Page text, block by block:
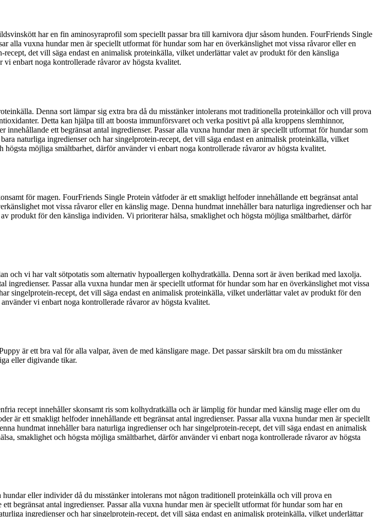
har en fin aminosyraprofil som speciellt passar bra till karnivora djur såsom hunden. FourFriends Single
alla vuxna hundar men är speciellt utformat för hundar som har en överkänslighet mot vissa råvaror eller en
det vill säga endast en animalisk proteinkälla, vilket underlättar valet av produkt för den känsliga
enbart noga kontrollerade råvaror av högsta kvalitet.
Denna sort lämpar sig extra bra då du misstänker intolerans mot traditionella proteinkällor och vill prova
Detta kan hjälpa till att boosta immunförsvaret och verka positivt på alla kroppens slemhinnor,
ett begränsat antal ingredienser. Passar alla vuxna hundar men är speciellt utformat för hundar som
naturliga ingredienser och har singelprotein-recept, det vill säga endast en animalisk proteinkälla, vilket
möjliga smältbarhet, därför använder vi enbart noga kontrollerade råvaror av högsta kvalitet.
för magen. FourFriends Single Protein våtfoder är ett smakligt helfoder innehållande ett begränsat antal
mot vissa råvaror eller en känslig mage. Denna hundmat innehåller bara naturliga ingredienser och har
produkt för den känsliga individen. Vi prioriterar hälsa, smaklighet och högsta möjliga smältbarhet, därför
och vi har valt sötpotatis som alternativ hypoallergen kolhydratkälla. Denna sort är även berikad med laxolja.
Passar alla vuxna hundar men är speciellt utformat för hundar som har en överkänslighet mot vissa
singelprotein-recept, det vill säga endast en animalisk proteinkälla, vilket underlättar valet av produkt för den
vi enbart noga kontrollerade råvaror av högsta kvalitet.
är ett bra val för alla valpar, även de med känsligare mage. Det passar särskilt bra om du misstänker
eller digivande tikar.
recept innehåller skonsamt ris som kolhydratkälla och är lämplig för hundar med känslig mage eller om du
är ett smakligt helfoder innehållande ett begränsat antal ingredienser. Passar alla vuxna hundar men är speciellt
hundmat innehåller bara naturliga ingredienser och har singelprotein-recept, det vill säga endast en animalisk
smaklighet och högsta möjliga smältbarhet, därför använder vi enbart noga kontrollerade råvaror av högsta
eller individer då du misstänker intolerans mot någon traditionell proteinkälla och vill prova en
begränsat antal ingredienser. Passar alla vuxna hundar men är speciellt utformat för hundar som har en
ingredienser och har singelprotein-recept, det vill säga endast en animalisk proteinkälla, vilket underlättar